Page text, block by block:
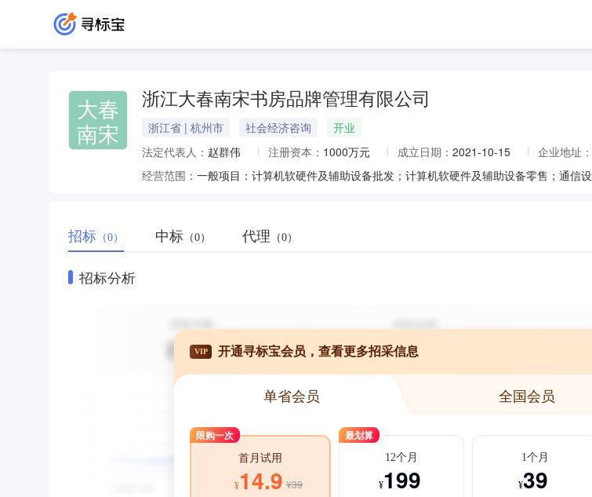
大春
南宋
浙江大春南宋书房品牌管理有限公司
浙江省 | 杭州市 社会经济咨询
开业
法定代表人： 赵群伟 注册资本： 1000万元 成立日期： 2021-10-15 企业地址：
经营范围：
招标 （0） 中标 （0） 代理 （0）
招标分析
VIP 开通寻标宝会员，查看更多招采信息
单省会员 全国会员
限购一次
首月试用
¥14.9 ¥39
最划算
12个月
¥199
1个月
¥39